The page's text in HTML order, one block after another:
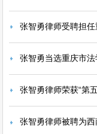
张智勇律师受聘担
张智勇当选重庆市
张智勇律师荣获“第
张智勇律师被聘为